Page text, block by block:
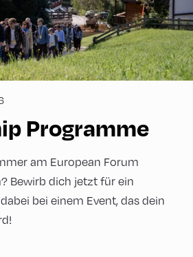
Programme
am European Forum
Bewirb dich jetzt für ein
bei einem Event, das dein